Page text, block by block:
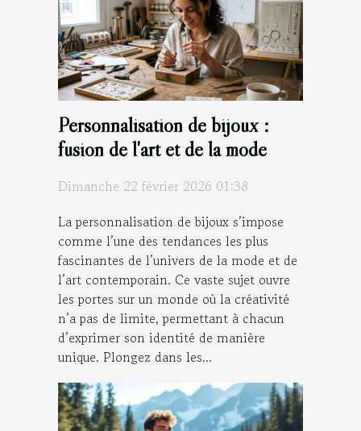
Personnalisation de bijoux :
fusion de l'art et de la mode
Dimanche 22 février 2026 01:38
La personnalisation de bijoux s’impose
comme l’une des tendances les plus
fascinantes de l’univers de la mode et de
l’art contemporain. Ce vaste sujet ouvre
les portes sur un monde où la créativité
n’a pas de limite, permettant à chacun
d’exprimer son identité de manière
unique. Plongez dans les...